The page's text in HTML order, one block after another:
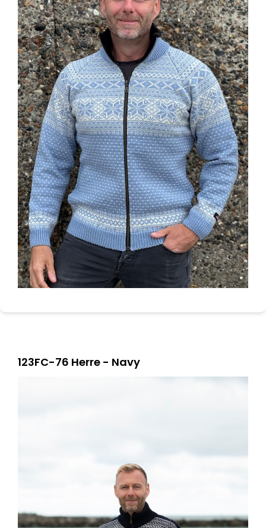
123FC-76 Herre - Navy